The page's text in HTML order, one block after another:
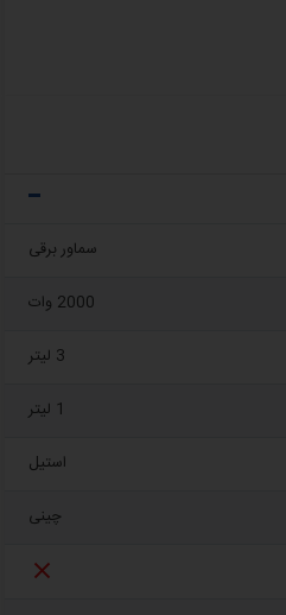
سماور برقی
2000 وات
3 لیتر
1 لیتر
استیل
چینی
